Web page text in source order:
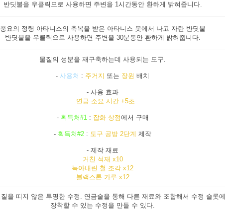
반딧불을 우클릭으로 사용하면 주변을 1시간동안 환하게 밝혀줍니다.
풍요의 정령 아타니스의 축복을 받은 아타니스 못에서 나고 자란 반딧불
반딧불을 우클릭으로 사용하면 주변을 30분동안 환하게 밝혀줍니다.
물질의 성분을 재구축하는데 사용되는 도구.
- 사용처 : 주거지 또는 장원 배치
- 사용 효과
연금 소요 시간 +5초
- 획득처#1: 잡화 상점에서 구매
- 획득처#2 : 도구 공방 2단계 제작
- 제작 재료
거친 석재 x10
녹아내린 철 조각 x12
블랙스톤 가루 x12
을 띠지 않은 투명한 수정. 연금술을 통해 다른 재료와 조합해서 수정 슬롯에
장착할 수 있는 수정을 만들 수 있다.